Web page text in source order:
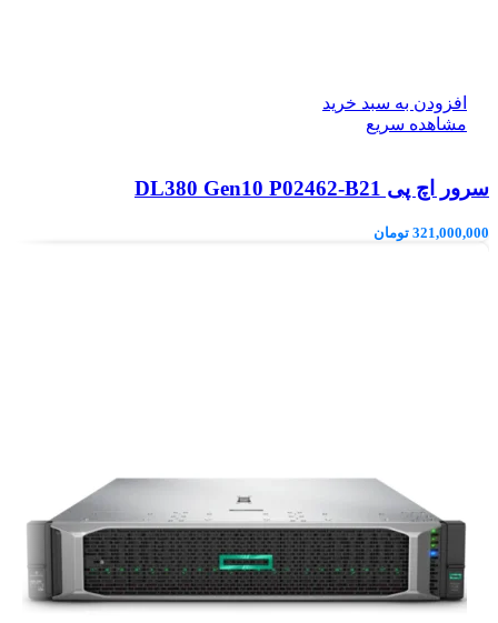
افزودن به سبد خرید
مشاهده سریع
سرور اچ پی DL380 Gen10 P02462-B21
321,000,000 تومان